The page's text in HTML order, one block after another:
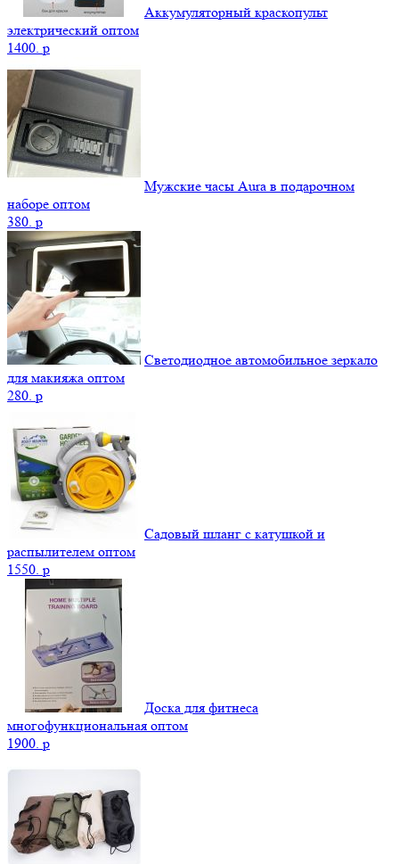
Аккумуляторный краскопульт
электрический оптом
1400. p
Мужские часы Aura в подарочном
наборе оптом
380. p
Светодиодное автомобильное зеркало
для макияжа оптом
280. p
Садовый шланг с катушкой и
распылителем оптом
1550. p
Доска для фитнеса
многофункциональная оптом
1900. p